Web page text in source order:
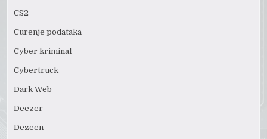
CS2
Curenje podataka
Cyber kriminal
Cybertruck
Dark Web
Deezer
Dezeen